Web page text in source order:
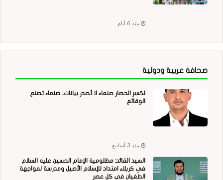
منذ 6 أيام
صحافة عربية ودولية
لكسر الحصار صنعاء لا تُصدر بيانات.. صنعاء تصنع
الوقائع
منذ 3 أسابيع
السيد القائد: مظلومية الإمام الحسين عليه السلام
في كربلاء امتداد للإسلام الأصيل ومدرسة لمواجهة
الطغيان في كل عصر